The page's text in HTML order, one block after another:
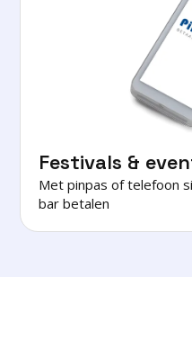
Festivals &
Met pinpas of telefoon
bar betalen